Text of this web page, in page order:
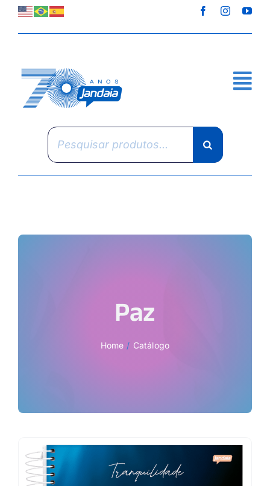
Skip
Pesquisar
produtos
Paz
Home Catálogo